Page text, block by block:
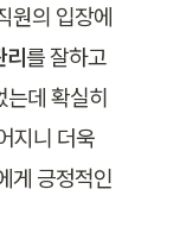
원의 입장에
리
는데 확실히
지니 더욱
게 긍정적인